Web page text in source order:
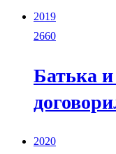
2019
2660
Батька
2020